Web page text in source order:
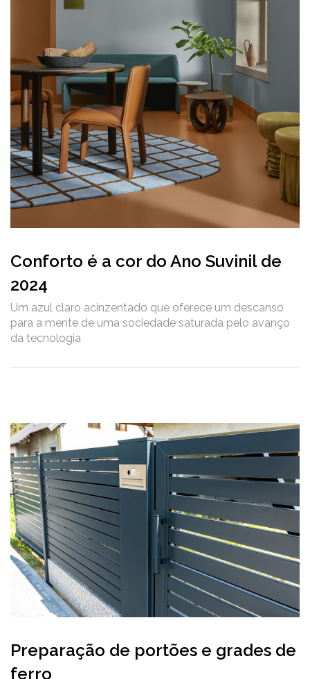
Conforto é a cor do Ano Suvinil de
2024
Um azul claro acinzentado que oferece um descanso
para a mente de uma sociedade saturada pelo avanço
da tecnologia
Preparação de portões e grades de
ferro